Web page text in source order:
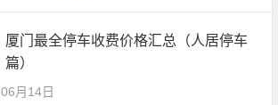
厦门最全停车收费价格汇总（人居停车
篇）
06月14日